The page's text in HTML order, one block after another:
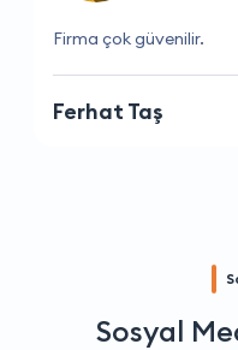
Yardımsever ve bilgili
Kadir Yıldız
Sosyal